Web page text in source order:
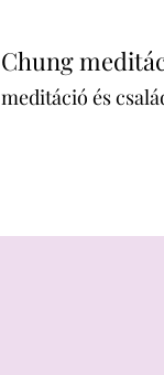
Chung
meditáció és